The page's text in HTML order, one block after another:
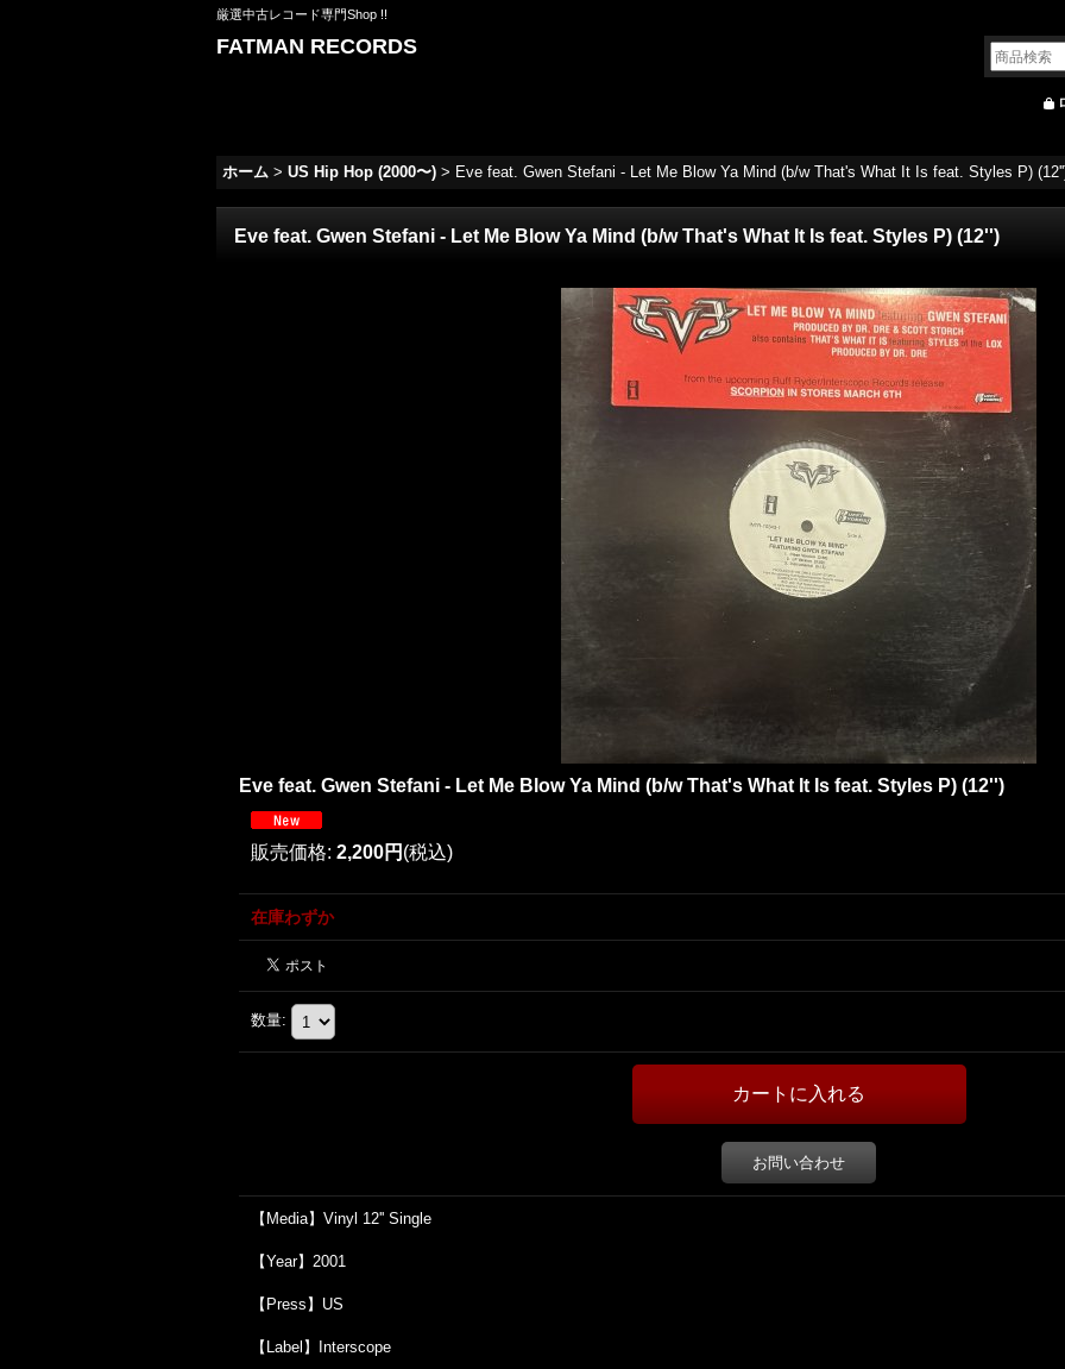
厳選中古レコード専門Shop !!
FATMAN RECORDS
ホーム > US Hip Hop (2000〜) > Eve feat. Gwen Stefani - Let Me Blow Ya Mind (b/w That's What It Is feat. Styles P)
Eve feat. Gwen Stefani - Let Me Blow Ya Mind (b/w That's What It Is feat. Styles P) (12'')
Eve feat. Gwen Stefani - Let Me Blow Ya Mind (b/w That's What It Is feat. Styles P) (12'')
販売価格: 2,200円 (税込)
在庫わずか
数量:
お問い合わせ
【Media】Vinyl 12'' Single
【Year】2001
【Press】US
【Label】Interscope